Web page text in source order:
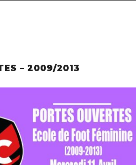
– 2009/2013